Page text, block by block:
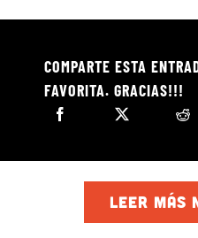
COMPARTE ESTA
FAVORITA. GRACIAS!!!
LEER MÁS